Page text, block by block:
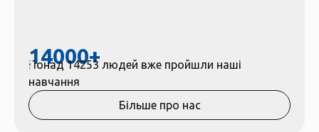
14000+
Понад 14253 людей вже пройшли наші
навчання
Більше про нас